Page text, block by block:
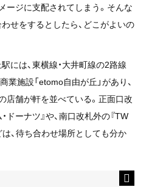
ージに支配されてしまう。そんな
せをするとしたら、どこがよいの
には、東横線・大井町線の2路線
施設「etomo自由が丘」があり、
店舗が軒を並べている。正面口改
ドーナツ』や、南口改札外の『TW
、待ち合わせ場所としても分か